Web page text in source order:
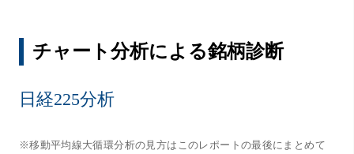
チャート分析による銘柄診断
日経225分析
※移動平均線大循環分析の見方はこのレポートの最後にまとめて